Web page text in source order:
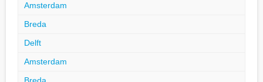
Amsterdam
Breda
Delft
Amsterdam